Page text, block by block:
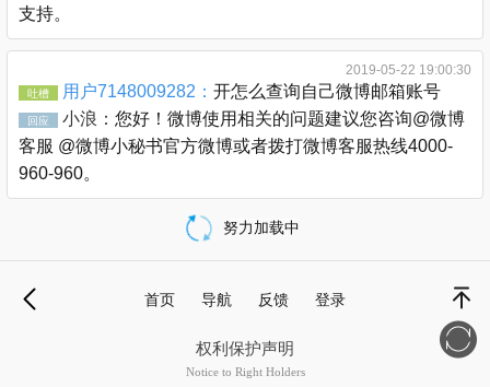
支持。
2019-05-22 19:00:30
吐槽 用户7148009282： 开怎么查询自己微博邮箱账号
回应 小浪： 您好！微博使用相关的问题建议您咨询@微博
客服 @微博小秘书官方微博或者拨打微博客服热线4000-
960-960。
载
更
努力加载中
顶部
首页 导航 反馈 登录
权利保护声明
Notice to Right Holders